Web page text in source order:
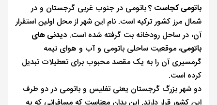
باتومی کجاست ؟باتومی در جنوب غربی گرجستان و در
شمال مرز کشور ترکیه است. نام این شهر از محل اولین استقرار
آن، در ساحل رودخانه بت گرفته شده است. دیدنی های
باتومی، موقعیت ساحلی باتومی و آب و هوای نیمه
گرمسیری آن را به یک مقصد محبوب برای تعطیلات تبدیل
کرده است.
دو شهر بزرگ گرجستان یعنی تفلیس و باتومی در دو طرف